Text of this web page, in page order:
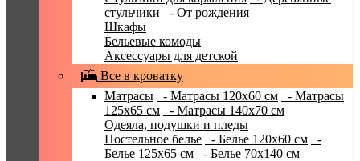
стульчики
- От рождения
Шкафы
Бельевые комоды
Аксессуары для детской
Все в кроватку
Матрасы
- Матрасы 120x60 см
- Матрасы
125x65 см
- Матрасы 140x70 см
Одеяла, подушки и пледы
Постельное белье
- Белье 120x60 см
-
Белье 125x65 см
- Белье 70х140 см